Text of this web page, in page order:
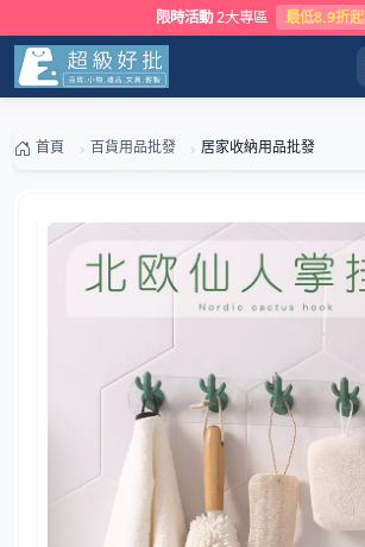
限時活動 2大專區 最低8.9折起
首頁 百貨用品批發 居家收納用品批發